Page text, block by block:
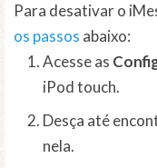
Para desativar o
os passos abaixo:
Acesse as
iPod touch.
Desça até
nela.